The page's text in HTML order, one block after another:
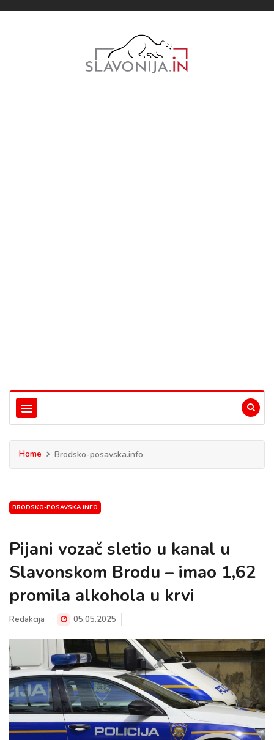
Home Brodsko-posavska.info
BRODSKO-POSAVSKA.INFO
Pijani vozač sletio u kanal u
Slavonskom Brodu – imao 1,62
promila alkohola u krvi
Redakcija 05.05.2025